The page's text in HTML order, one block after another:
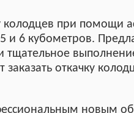
колодцев при помощи
и 6 кубометров.
тщательное
заказать откачку
новым